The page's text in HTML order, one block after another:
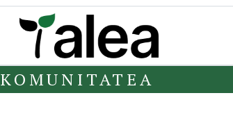
KOMUNITATEA